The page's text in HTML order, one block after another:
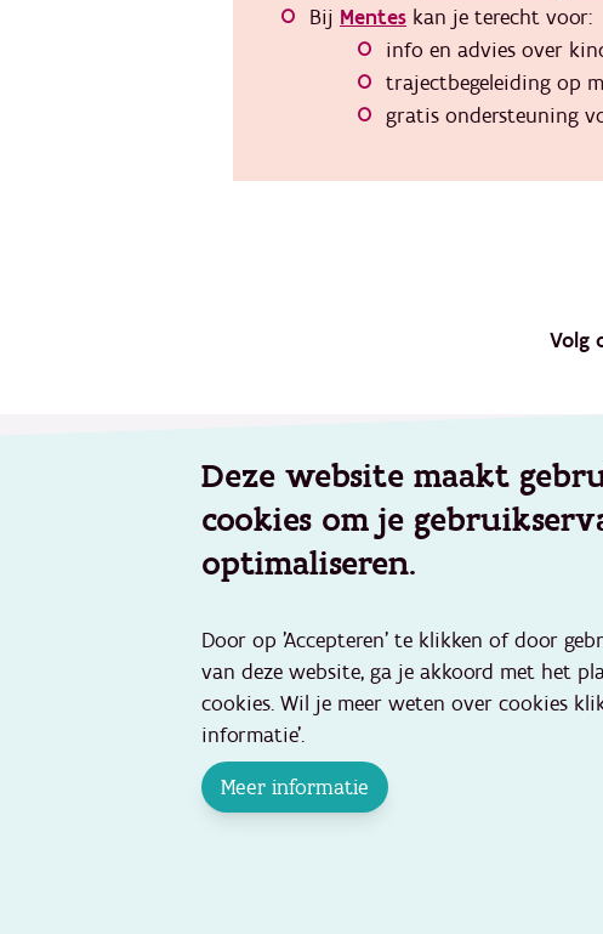
Deze website maakt
cookies om je
optimaliseren.
Door op 'Accepteren' te klikken of door
van deze website, ga je akkoord met het
cookies. Wil je meer weten over cookies
informatie'.
Meer informatie
Bij Mentes kan je terecht voor:
info en advies over
trajectbegeleiding op
gratis ondersteuning
Volg
Werken voor Opgroeien
Onze vacatures
Veelgestelde vragen
Wie zijn wij en wat doen wij?
Verhalen van medewerkers
Nieuws en pers
Bereikbaarheid hoofdkantoor
Aanbod
Geïntegreerd
Jeugdhulp
Buitenschoolse